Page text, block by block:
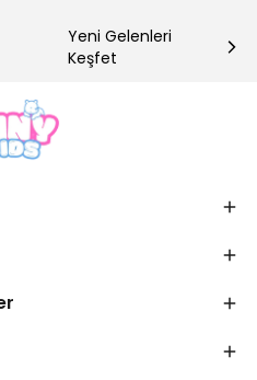
Yeni Gelenleri
Keşfet